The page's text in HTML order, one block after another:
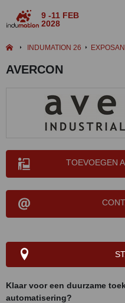
9 -11 FEB
2028
INDUMATION 26
AVERCON
TOEVOEGEN
Klaar voor een duurzame
automatisering?